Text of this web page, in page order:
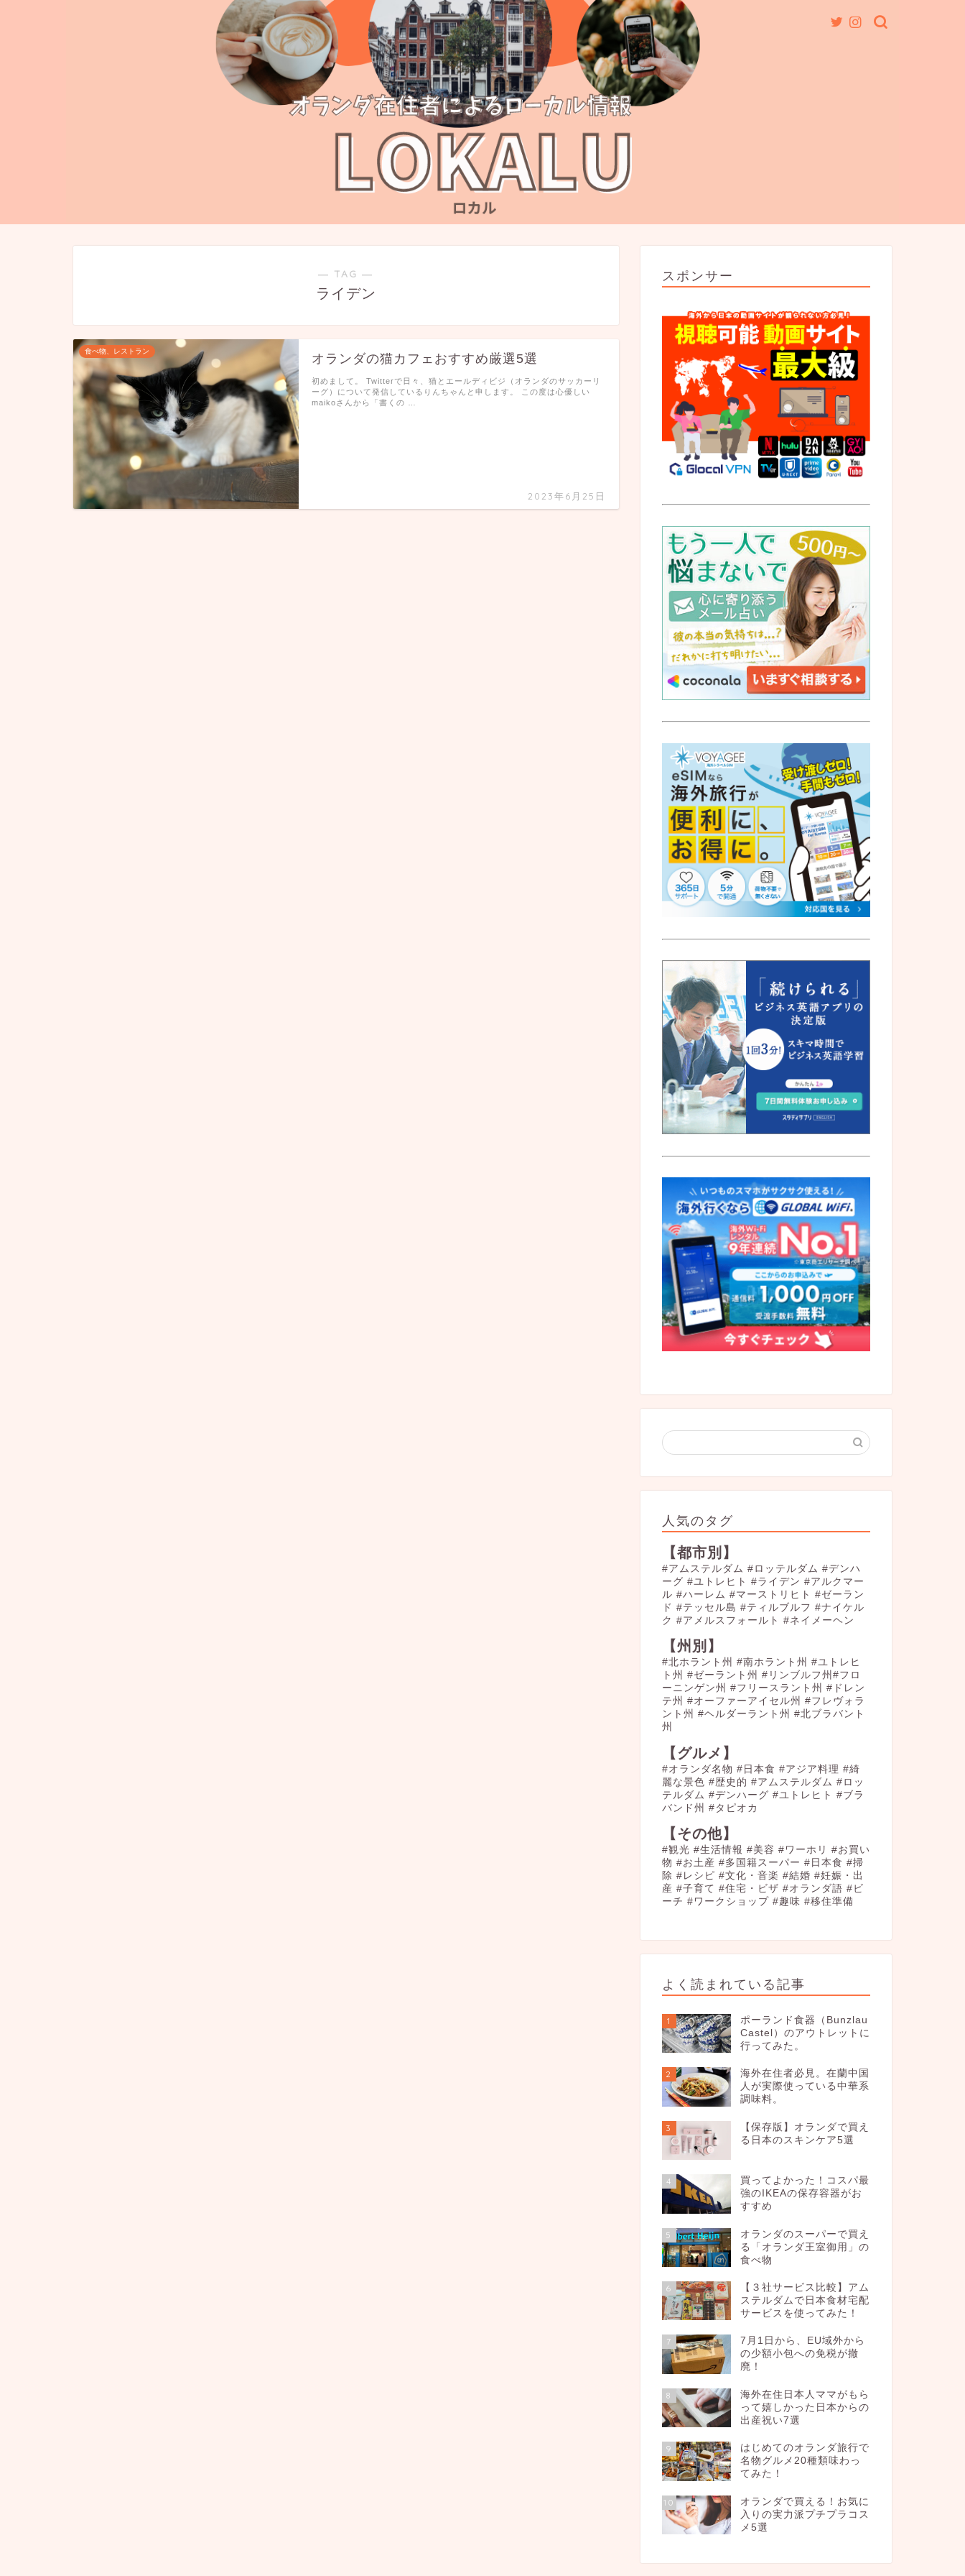
― TAG ―
ライデン
食べ物、レストラン
オランダの猫カフェおすすめ厳選5選
2023年6月25日
初めまして。 Twitterで日々、猫とエールディビジ（オランダのサッカーリ
ーグ）について発信しているりんちゃんと申します。 この度は心優しい
maikoさんから「書くの …
スポンサー
人気のタグ
【都市別】
#アムステルダム #ロッテルダム #デンハ
ーグ #ユトレヒト #ライデン #アルクマー
ル #ハーレム #マーストリヒト #ゼーラン
ド #テッセル島 #ティルブルフ #ナイケル
ク #アメルスフォールト #ネイメーヘン
【州別】
#北ホラント州 #南ホラント州 #ユトレヒ
ト州 #ゼーラント州 #リンブルフ州#フロ
ーニンゲン州 #フリースラント州 #ドレン
テ州 #オーファーアイセル州 #フレヴォラ
ント州 #ヘルダーラント州 #北ブラバント
州
【グルメ】
#オランダ名物 #日本食 #アジア料理 #綺
麗な景色 #歴史的 #アムステルダム #ロッ
テルダム #デンハーグ #ユトレヒト #ブラ
バンド州 #タピオカ
【その他】
#観光 #生活情報 #美容 #ワーホリ #お買い
物 #お土産 #多国籍スーパー #日本食 #掃
除 #レシピ #文化・音楽 #結婚 #妊娠・出
産 #子育て #住宅・ビザ #オランダ語 #ビ
ーチ #ワークショップ #趣味 #移住準備
よく読まれている記事
1
ポーランド食器（Bunzlau
Castel）のアウトレットに
行ってみた。
2
海外在住者必見。在蘭中国
人が実際使っている中華系
調味料。
3
【保存版】オランダで買え
る日本のスキンケア5選
4
買ってよかった！コスパ最
強のIKEAの保存容器がお
すすめ
5
オランダのスーパーで買え
る「オランダ王室御用」の
食べ物
6
【３社サービス比較】アム
ステルダムで日本食材宅配
サービスを使ってみた！
7
7月1日から、EU域外から
の少額小包への免税が撤
廃！
8
海外在住日本人ママがもら
って嬉しかった日本からの
出産祝い7選
9
はじめてのオランダ旅行で
名物グルメ20種類味わっ
てみた！
10
オランダで買える！お気に
入りの実力派プチプラコス
メ5選